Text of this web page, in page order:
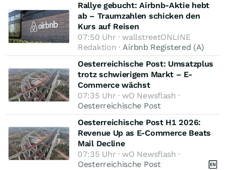
Rallye gebucht: Airbnb-Aktie hebt
ab – Traumzahlen schicken den
Kurs auf Reisen
07:50 Uhr · wallstreetONLINE
Redaktion ·Airbnb Registered (A)
Oesterreichische Post: Umsatzplus
trotz schwierigem Markt – E-
Commerce wächst
07:35 Uhr · wO Newsflash ·
Oesterreichische Post
Oesterreichische Post H1 2026:
Revenue Up as E-Commerce Beats
Mail Decline
07:35 Uhr · wO Newsflash ·
Oesterreichische Post